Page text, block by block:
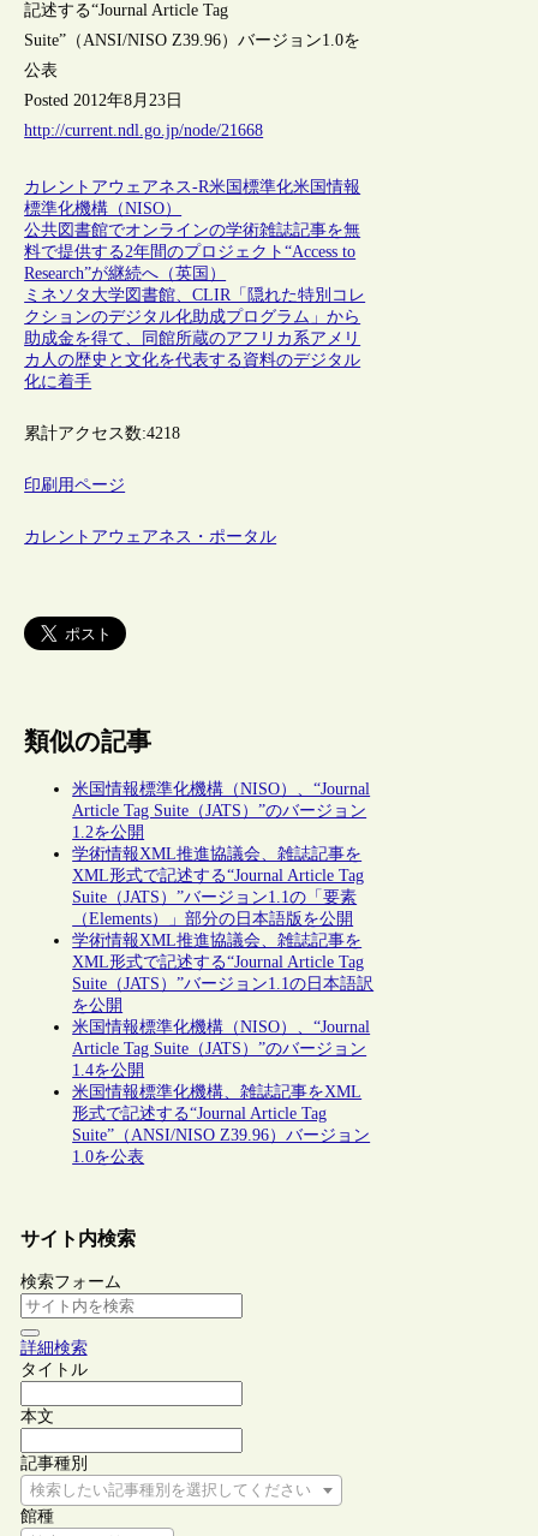
記述する“Journal Article Tag
Suite”（ANSI/NISO Z39.96）バージョン1.0を
公表
Posted 2012年8月23日
http://current.ndl.go.jp/node/21668
カレントアウェアネス-R米国標準化米国情報
標準化機構（NISO）
公共図書館でオンラインの学術雑誌記事を無
料で提供する2年間のプロジェクト“Access to
Research”が継続へ（英国）
ミネソタ大学図書館、CLIR「隠れた特別コレ
クションのデジタル化助成プログラム」から
助成金を得て、同館所蔵のアフリカ系アメリ
カ人の歴史と文化を代表する資料のデジタル
化に着手
累計アクセス数:4218
印刷用ページ
カレントアウェアネス・ポータル
類似の記事
米国情報標準化機構（NISO）、“Journal
Article Tag Suite（JATS）”のバージョン
1.2を公開
学術情報XML推進協議会、雑誌記事を
XML形式で記述する“Journal Article Tag
Suite（JATS）”バージョン1.1の「要素
（Elements）」部分の日本語版を公開
学術情報XML推進協議会、雑誌記事を
XML形式で記述する“Journal Article Tag
Suite（JATS）”バージョン1.1の日本語訳
を公開
米国情報標準化機構（NISO）、“Journal
Article Tag Suite（JATS）”のバージョン
1.4を公開
米国情報標準化機構、雑誌記事をXML
形式で記述する“Journal Article Tag
Suite”（ANSI/NISO Z39.96）バージョン
1.0を公表
サイト内検索
検索フォーム
詳細検索
タイトル
本文
記事種別
検索したい記事種別を選択してください
館種